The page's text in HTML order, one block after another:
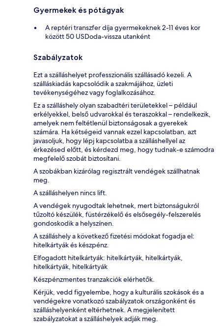
Gyermekek és pótágyak
A reptéri transzfer díja gyermekeknek 2-11 éves kor
között 50 USDoda-vissza utanként
Szabályzatok
Ezt a szálláshelyet professzionális szállásadó kezeli. A
szálláskiadás kapcsolódik a szakmájához, üzleti
tevékenységéhez vagy foglalkozásához.
Ez a szálláshely olyan szabadtéri területekkel – például
erkélyekkel, belső udvarokkal és teraszokkal – rendelkezik,
amelyek nem feltétlenül biztonságosak a gyerekek
számára. Ha kétségeid vannak ezzel kapcsolatban, azt
javasoljuk, hogy lépj kapcsolatba a szálláshellyel az
érkezésed előtt, és kérdezd meg, hogy tudnak-e számodra
megfelelő szobát biztosítani.
A szobákban kizárólag regisztrált vendégek szállhatnak
meg.
A szálláshelyen nincs lift.
A vendégek nyugodtak lehetnek, mert biztonságukról
tűzoltó készülék, füstérzékelő és elsősegély-felszerelés
gondoskodik a helyszínen.
A szálláshely a következő fizetési módokat fogadja el:
hitelkártyák és készpénz.
Elfogadott hitelkártyák: hitelkártyák, hitelkártyák,
hitelkártyák, hitelkártyák
Készpénzmentes tranzakciók elérhetők.
Kérjük, vedd figyelembe, hogy a kulturális szokások és a
vendégekre vonatkozó szabályzatok országonként és
szálláshelyenként eltérhetnek. A megjelenített
szabályzatokat a szálláshelyek adják meg.